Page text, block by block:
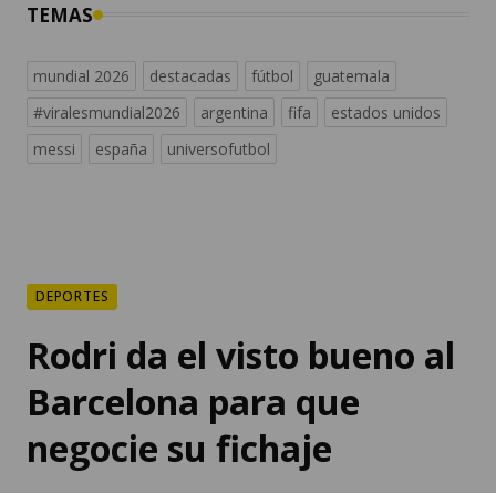
TEMAS
mundial 2026 destacadas fútbol
guatemala
#viralesmundial2026
argentina fifa
estados unidos
messi
españa universofutbol
DEPORTES
Rodri da el visto bueno al
Barcelona para que
negocie su fichaje